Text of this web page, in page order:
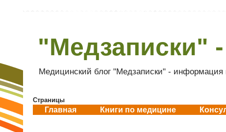
"Медзаписки"
Медицинский блог "Медзаписки" - информация
Страницы
Главная Книги по медицине